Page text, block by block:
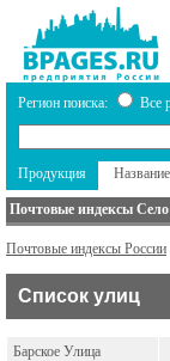
Регион поиска: Все
Продукция Название
Почтовые индексы
Почтовые индексы России
Список улиц
Барское Улица